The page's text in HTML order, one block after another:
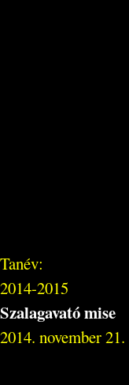
Tanév:
2014-2015
Szalagavató mise
2014. november 21.